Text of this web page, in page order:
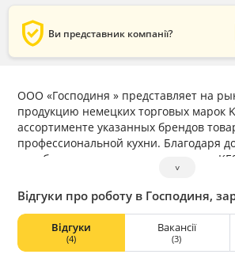
verified_user Ви представник компанії?
ООО «Господиня » представляет на
продукцию немецких торговых марок
ассортименте указанных брендов
профессиональной кухни. Благодаря
службы и надежности продукция тм
заслуженно пользуется спросом у
работающих в сфере HoReCa.
˅
Відгуки про роботу в Господиня,
Відгуки
(4)
Вакансії
(3)